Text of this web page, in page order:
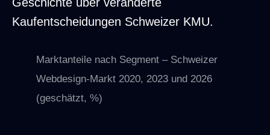
Kaufentscheidungen Schweizer KMU.
Marktanteile nach Segment – Schweizer
Webdesign-Markt 2020, 2023 und 2026
(geschätzt, %)